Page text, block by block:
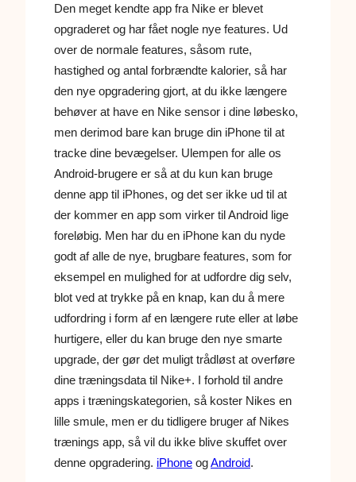
Den meget kendte app fra Nike er blevet
opgraderet og har fået nogle nye features. Ud
over de normale features, såsom rute,
hastighed og antal forbrændte kalorier, så har
den nye opgradering gjort, at du ikke længere
behøver at have en Nike sensor i dine løbesko,
men derimod bare kan bruge din iPhone til at
tracke dine bevægelser. Ulempen for alle os
Android-brugere er så at du kun kan bruge
denne app til iPhones, og det ser ikke ud til at
der kommer en app som virker til Android lige
foreløbig. Men har du en iPhone kan du nyde
godt af alle de nye, brugbare features, som for
eksempel en mulighed for at udfordre dig selv,
blot ved at trykke på en knap, kan du å mere
udfordring i form af en længere rute eller at løbe
hurtigere, eller du kan bruge den nye smarte
upgrade, der gør det muligt trådløst at overføre
dine træningsdata til Nike+. I forhold til andre
apps i træningskategorien, så koster Nikes en
lille smule, men er du tidligere bruger af Nikes
trænings app, så vil du ikke blive skuffet over
denne opgradering. iPhone ogAndroid.